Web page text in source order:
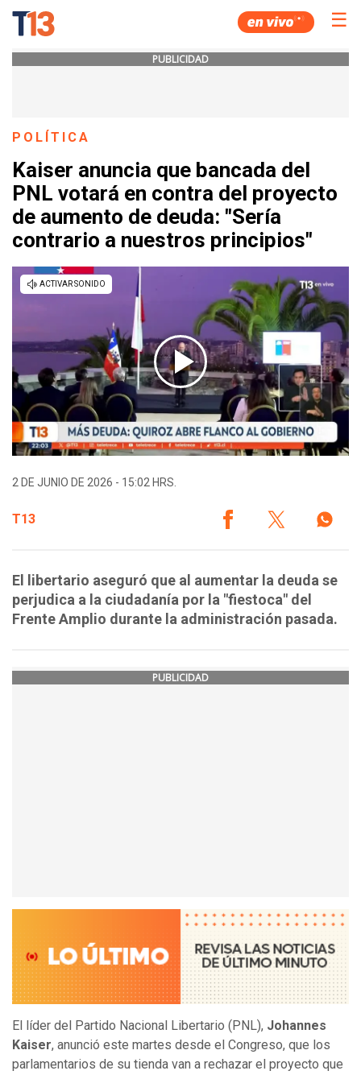
☰
PUBLICIDAD
POLÍTICA
Kaiser anuncia que bancada del
PNL votará en contra del proyecto
de aumento de deuda: "Sería
contrario a nuestros principios"
2 DE JUNIO DE 2026 - 15:02 HRS.
T13
El libertario aseguró que al aumentar la deuda se
perjudica a la ciudadanía por la "fiestoca" del
Frente Amplio durante la administración pasada.
PUBLICIDAD
El líder del Partido Nacional Libertario (PNL), Johannes
Kaiser, anunció este martes desde el Congreso, que los
parlamentarios de su tienda van a rechazar el proyecto que